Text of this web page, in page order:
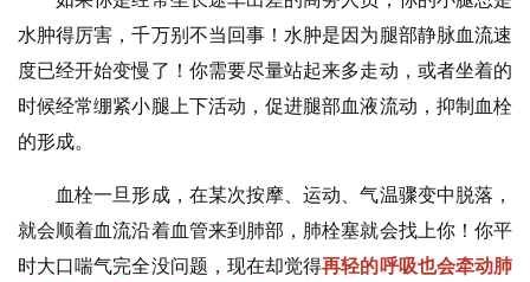
水肿得厉害，千万别不当回事！水肿是因为腿部静脉血流速
度已经开始变慢了！你需要尽量站起来多走动，或者坐着的
时候经常绷紧小腿上下活动，促进腿部血液流动，抑制血栓
的形成。
血栓一旦形成，在某次按摩、运动、气温骤变中脱落，
就会顺着血流沿着血管来到肺部，肺栓塞就会找上你！你平
时大口喘气完全没问题，现在却觉得再轻的呼吸也会牵动肺